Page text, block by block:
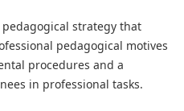
strategy that
pedagogical motives
procedures and a
in professional tasks.